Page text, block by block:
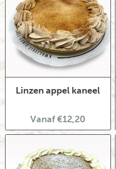
Linzen appel kaneel
Vanaf €12,20